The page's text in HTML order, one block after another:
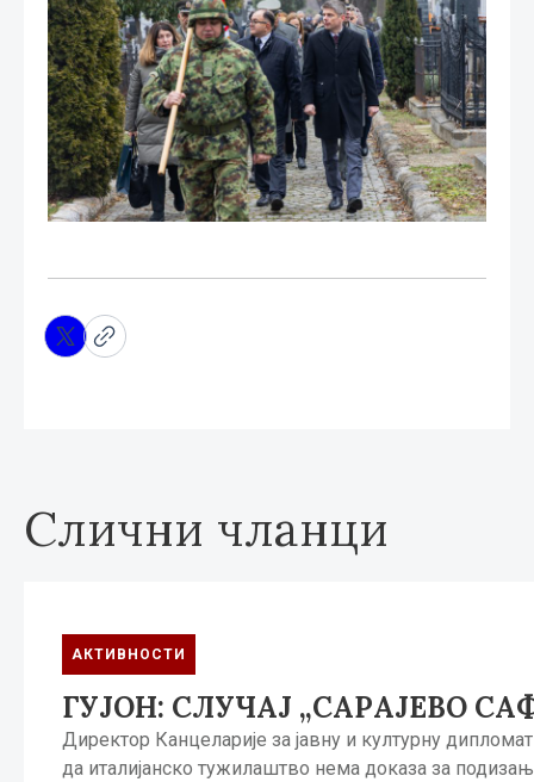
Слични чланци
АКТИВНОСТИ
ГУЈОН: СЛУЧАЈ „САРАЈЕВO
Директор Канцеларије за јавну и културну
да италијанско тужилаштво нема доказа за